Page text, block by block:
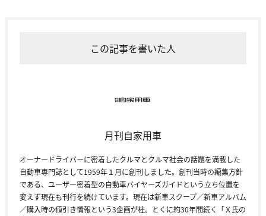
この記事を書いた人
月刊自家用車
オーナードライバーに密着したクルマとクルマ社会の話題を満載した
自動車専門誌として1959年１月に創刊しました。創刊当時の編集方針
である、ユーザー密着型の自動車バイヤーズガイドという立ち位置を
変えず現在も刊行を続けています。現在は新車スクープ／新車アルバム
／購入時の値引き情報という3企画が柱。とくに約30年間続く「Ｘ氏の